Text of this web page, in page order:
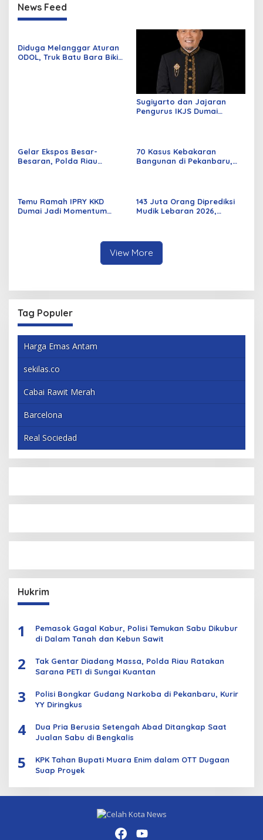
News Feed
Diduga Melanggar Aturan
ODOL, Truk Batu Bara Bikin
Sugiyarto dan Jajaran
Pengurus IKJS Dumai
Gelar Ekspos Besar-
Besaran, Polda Riau
70 Kasus Kebakaran
Bangunan di Pekanbaru,
Temu Ramah IPRY KKD
Dumai Jadi Momentum
143 Juta Orang Diprediksi
Mudik Lebaran 2026,
View More
Tag Populer
Harga Emas Antam
sekilas.co
Cabai Rawit Merah
Barcelona
Real Sociedad
Hukrim
1
Pemasok Gagal Kabur, Polisi Temukan Sabu Dikubur
di Dalam Tanah dan Kebun Sawit
2
Tak Gentar Diadang Massa, Polda Riau Ratakan
Sarana PETI di Sungai Kuantan
3
Polisi Bongkar Gudang Narkoba di Pekanbaru, Kurir
YY Diringkus
4
Dua Pria Berusia Setengah Abad Ditangkap Saat
Jualan Sabu di Bengkalis
5
KPK Tahan Bupati Muara Enim dalam OTT Dugaan
Suap Proyek